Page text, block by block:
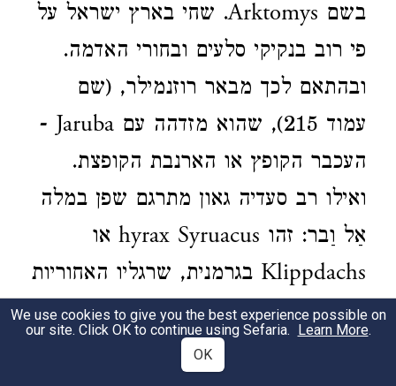
בשם Arktomys. שחי בארץ ישראל על
פי רוב בנקיקי סלעים ובחורי האדמה.
ובהתאם לכך מבאר רוזנמילר, (שם
עמוד 215), שהוא מזדהה עם Jaruba -
העכבר הקופץ או הארנבת הקופצת.
ואילו רב סעדיה גאון מתרגם שפן במלה
אַל וַבר: זהו hyrax Syruacus או
Klippdachs בגרמנית, שרגליו האחוריות
מבוקעות באמצע לשתים: הרגל
מסתיימת בשלושה טלפים, שהאמצעי
We use cookies to give you the best experience possible on
our site. Click OK to continue using Sefaria. Learn More.
OK